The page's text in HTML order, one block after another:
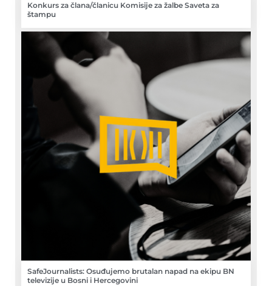
Konkurs za člana/članicu Komisije za žalbe Saveta za
štampu
SafeJournalists: Osuđujemo brutalan napad na ekipu BN
televizije u Bosni i Hercegovini